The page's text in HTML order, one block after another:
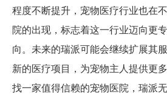
程度不断提升，宠物医疗行业也在
院的出现，标志着这一行业迈向更
向。未来的瑞派可能会继续扩展其
新的医疗项目，为宠物主人提供更
找一家值得信赖的宠物医院，瑞派